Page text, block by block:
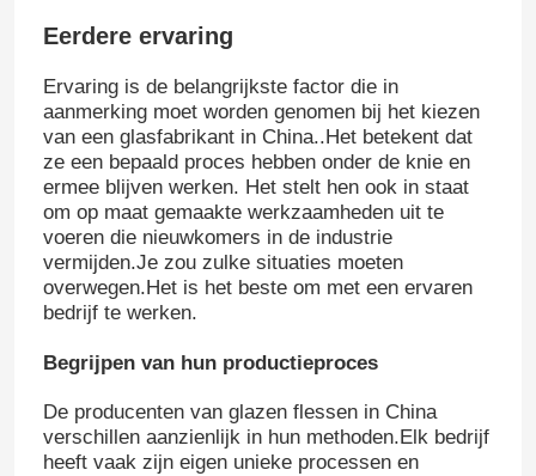
Eerdere ervaring
Ervaring is de belangrijkste factor die in
aanmerking moet worden genomen bij het kiezen
van een glasfabrikant in China..Het betekent dat
ze een bepaald proces hebben onder de knie en
ermee blijven werken. Het stelt hen ook in staat
om op maat gemaakte werkzaamheden uit te
voeren die nieuwkomers in de industrie
vermijden.Je zou zulke situaties moeten
overwegen.Het is het beste om met een ervaren
bedrijf te werken.
Begrijpen van hun productieproces
De producenten van glazen flessen in China
verschillen aanzienlijk in hun methoden.Elk bedrijf
heeft vaak zijn eigen unieke processen en